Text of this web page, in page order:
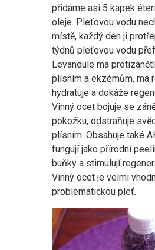
přidáme asi 5 kapek
oleje. Pleťovou vodu
místě, každý den ji
týdnů pleťovou vodu
Levandule má
plísním a ekzémům, má
hydratuje a dokáže
Vinný ocet bojuje se
pokožku, odstraňuje
plísním. Obsahuje také
fungují jako přírodní
buňky a stimulují
Vinný ocet je velmi
problematickou pleť.